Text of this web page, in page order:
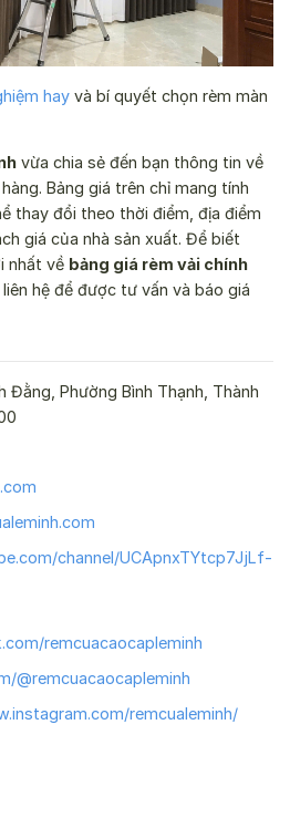
hay và bí quyết chọn rèm màn
vừa chia sẻ đến bạn thông tin về
Bảng giá trên chỉ mang tính
thay đổi theo thời điểm, địa điểm
giá của nhà sản xuất. Để biết
nhất về bảng giá rèm vải chính
liên hệ để được tư vấn và báo giá
Đằng, Phường Bình Thạnh, Thành
channel/UCApnxTYtcp7JjLf-
remcuacaocapleminh
@remcuacaocapleminh
remcualeminh/